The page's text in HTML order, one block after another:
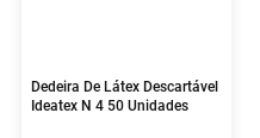
Dedeira De Látex Descartável
Ideatex N 4 50 Unidades